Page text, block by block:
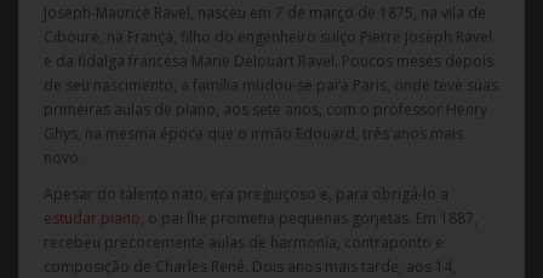
Joseph-Maurice Ravel, nasceu em 7 de março de 1875, na vila de
Ciboure, na França, filho do engenheiro suíço Pierre Joseph Ravel
e da fidalga francesa Marie Delouart Ravel. Poucos meses depois
de seu nascimento, a família mudou-se para Paris, onde teve suas
primeiras aulas de piano, aos sete anos, com o professor Henry
Ghys, na mesma época que o irmão Edouard, três anos mais
novo.
Apesar do talento nato, era preguiçoso e, para obrigá-lo a
estudar piano, o pai lhe prometia pequenas gorjetas. Em 1887,
recebeu precocemente aulas de harmonia, contraponto e
composição de Charles René. Dois anos mais tarde, aos 14,